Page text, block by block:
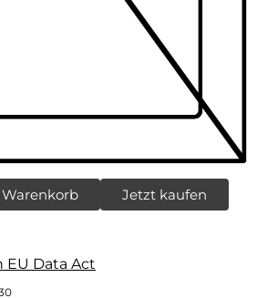
Jetzt kaufen
Data Act